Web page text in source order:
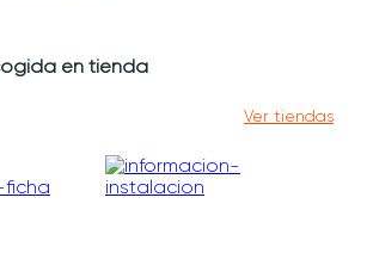
en tienda
Ver tiendas